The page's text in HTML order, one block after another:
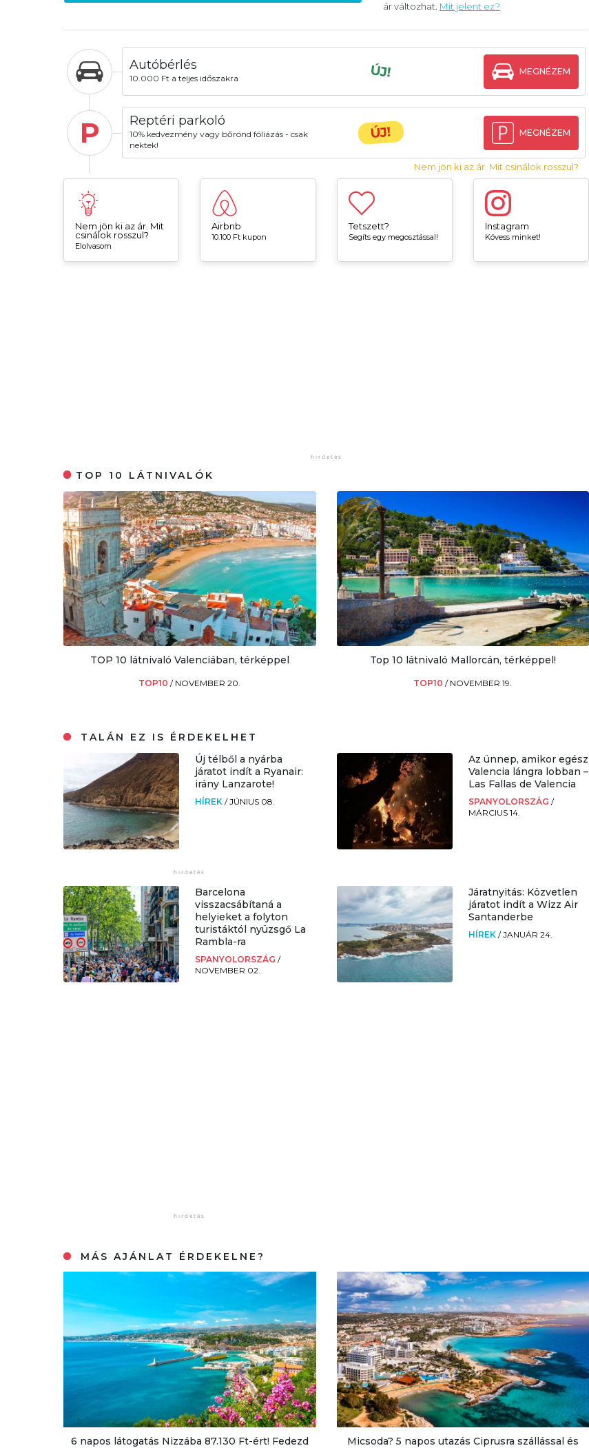
ár változhat. Mit jelent ez?
Autóbérlés
10.000 Ft a teljes időszakra ÚJ! MEGNÉZEM
P Reptéri parkoló
10% kedvezmény vagy bőrönd fóliázás - csak
nektek!
ÚJ! MEGNÉZEM
Nem jön ki az ár. Mit csinálok rosszul?
Nem jön ki az ár. Mit
csinálok rosszul?
Elolvasom
Airbnb
10.100 Ft kupon
Tetszett?
Segíts egy megosztással!
Instagram
Kövess minket!
TOP 10 LÁTNIVALÓK
TOP 10 látnivaló Valenciában, térképpel
TOP10/ NOVEMBER 20.
Top 10 látnivaló Mallorcán, térképpel!
TOP10/ NOVEMBER 19.
TALÁN EZ IS ÉRDEKELHET
Új télből a nyárba
járatot indít a Ryanair:
irány Lanzarote!
HÍREK/JÚNIUS 08.
Az ünnep, amikor egész
Valencia lángra lobban –
Las Fallas de Valencia
SPANYOLORSZÁG /
MÁRCIUS 14.
Barcelona
visszacsábítaná a
helyieket a folyton
turistáktól nyüzsgő La
Rambla-ra
SPANYOLORSZÁG/
NOVEMBER 02.
Járatnyitás: Közvetlen
járatot indít a Wizz Air
Santanderbe
HÍREK /JANUÁR 24.
MÁS AJÁNLAT ÉRDEKELNE?
6 napos látogatás Nizzába 87.130 Ft-ért! Fedezd
Micsoda? 5 napos utazás Ciprusra szállással és